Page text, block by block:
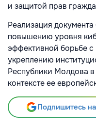
и защитой прав
Реализация документа
повышению уровня
эффективной борьбе
укреплению
Республики Молдова
контексте ее
Подпишитесь